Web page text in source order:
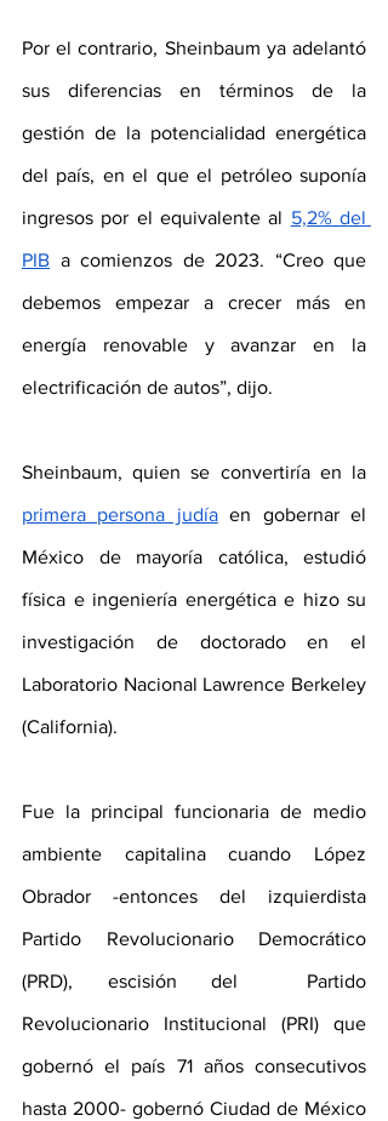
Por el contrario, Sheinbaum ya adelantó
sus diferencias en términos de la
gestión de la potencialidad energética
del país, en el que el petróleo suponía
ingresos por el equivalente al 5,2% del
PIB a comienzos de 2023. “Creo que
debemos empezar a crecer más en
energía renovable y avanzar en la
electrificación de autos”, dijo.
primera persona judía en gobernar el
México de mayoría católica, estudió
física e ingeniería energética e hizo su
investigación de doctorado en el
Laboratorio Nacional Lawrence Berkeley
(California).
Fue la principal funcionaria de medio
ambiente capitalina cuando López
Obrador -entonces del izquierdista
Partido Revolucionario Democrático
(PRD), escisión del  Partido
Revolucionario Institucional (PRI) que
gobernó el país 71 años consecutivos
hasta 2000- gobernó Ciudad de México